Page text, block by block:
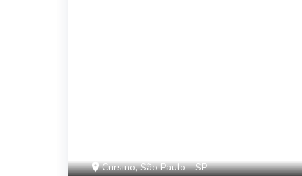
Cursino, São Paulo - SP